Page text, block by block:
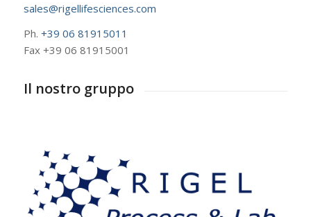
sales@rigellifesciences.com
Ph. +39 06 81915011
Fax +39 06 81915001
Il nostro gruppo